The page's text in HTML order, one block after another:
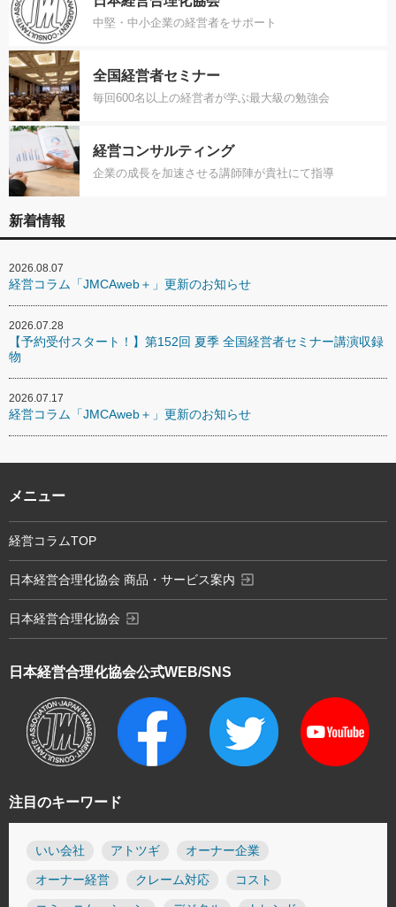
中堅・中小企業の経営者をサポート
全国経営者セミナー
毎回600名以上の経営者が学ぶ最大級の勉強会
経営コンサルティング
企業の成長を加速させる講師陣が貴社にて指導
新着情報
2026.08.07
経営コラム「JMCAweb＋」更新のお知らせ
2026.07.28
【予約受付スタート！】第152回 夏季 全国経営者セミナー講演収録
物
2026.07.17
経営コラム「JMCAweb＋」更新のお知らせ
注目のキーワード
いい会社 アトツギ オーナー企業
オーナー経営 クレーム対応 コスト
日本経営合理化協会公式WEB/SNS
メニュー
経営コラムTOP
日本経営合理化協会 商品・サービス案内 exit_to_app
日本経営合理化協会 exit_to_app